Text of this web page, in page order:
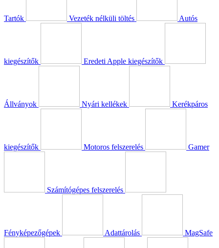
Tartók Vezeték nélküli töltés Autós
kiegészítők Eredeti Apple kiegészítők
Állványok Nyári kellékek Kerékpáros
kiegészítők Motoros felszerelés Gamer
Számítógépes felszerelés
Fényképezőgépek Adattárolás MagSafe